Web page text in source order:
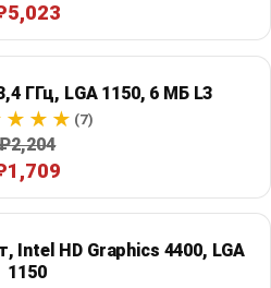
ГГц, LGA 1150, 6 МБ L3
(7)
Intel HD Graphics 4400, LGA
1150